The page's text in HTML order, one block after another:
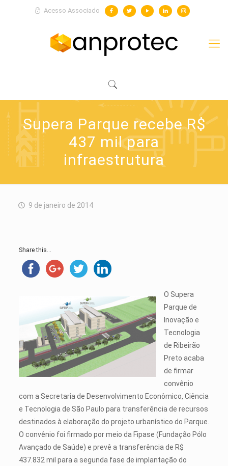
Acesso Associado
Supera Parque recebe R$
437 mil para
infraestrutura
9 de janeiro de 2014
Share this...
O Supera
Parque de
Inovação e
Tecnologia
de Ribeirão
Preto acaba
de firmar
convênio
com a Secretaria de Desenvolvimento Econômico, Ciência
e Tecnologia de São Paulo para transferência de recursos
destinados à elaboração do projeto urbanístico do Parque.
O convênio foi firmado por meio da Fipase (Fundação Pólo
Avançado de Saúde) e prevê a transferência de R$
437.832 mil para a segunda fase de implantação do